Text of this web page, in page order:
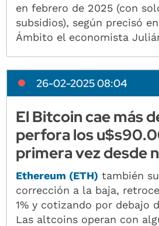
en febrero de 2025 (con
subsidios), según precisó
Ámbito el economista
26-02-2025 08:04
El Bitcoin cae más
perfora los
primera vez desde
Ethereum (ETH) también
corrección a la baja,
1% y cotizando por debajo
Las altcoins operan con